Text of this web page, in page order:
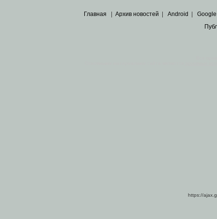
Главная Архив новостей Android Google
https://